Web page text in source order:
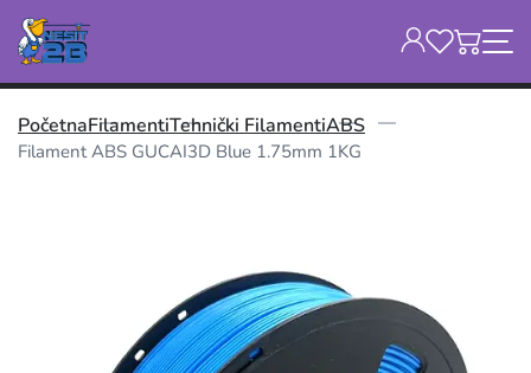
PočetnaFilamentiTehnički FilamentiABS
Filament ABS GUCAI3D Blue 1.75mm 1KG